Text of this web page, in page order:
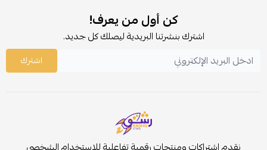
كن أول من يعرف!
اشترك بنشرتنا البريدية ليصلك كل جديد.
اشترك